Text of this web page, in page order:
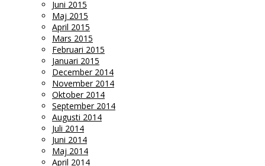
Juni 2015
Maj 2015
April 2015
Mars 2015
Februari 2015
Januari 2015
December 2014
November 2014
Oktober 2014
September 2014
Augusti 2014
Juli 2014
Juni 2014
Maj 2014
April 2014